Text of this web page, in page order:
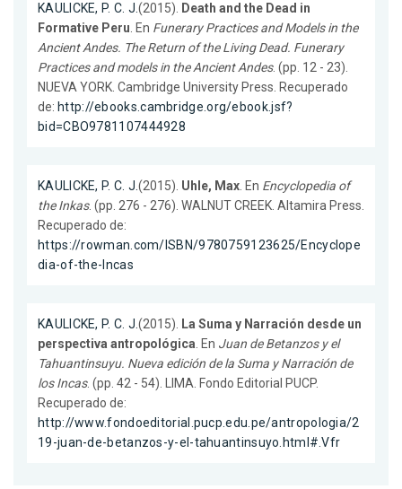
KAULICKE, P. C. J.(2015). Death and the Dead in
Formative Peru. En Funerary Practices and Models in the
Ancient Andes. The Return of the Living Dead. Funerary
Practices and models in the Ancient Andes. (pp. 12 - 23).
NUEVA YORK. Cambridge University Press. Recuperado
de: http://ebooks.cambridge.org/ebook.jsf?
bid=CBO9781107444928
KAULICKE, P. C. J.(2015). Uhle, Max. En Encyclopedia of
the Inkas. (pp. 276 - 276). WALNUT CREEK. Altamira Press.
Recuperado de:
https://rowman.com/ISBN/9780759123625/Encyclope
dia-of-the-Incas
KAULICKE, P. C. J.(2015). La Suma y Narración desde un
perspectiva antropológica. En Juan de Betanzos y el
Tahuantinsuyu. Nueva edición de la Suma y Narración de
los Incas. (pp. 42 - 54). LIMA. Fondo Editorial PUCP.
Recuperado de:
http://www.fondoeditorial.pucp.edu.pe/antropologia/2
19-juan-de-betanzos-y-el-tahuantinsuyo.html#.Vfr